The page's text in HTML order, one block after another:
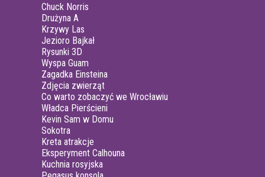
Chuck Norris
Drużyna A
Krzywy Las
Jezioro Bajkał
Rysunki 3D
Wyspa Guam
Zagadka Einsteina
Zdjęcia zwierząt
Co warto zobaczyć we Wrocławiu
Władca Pierścieni
Kevin Sam w Domu
Sokotra
Kreta atrakcje
Eksperyment Calhouna
Kuchnia rosyjska